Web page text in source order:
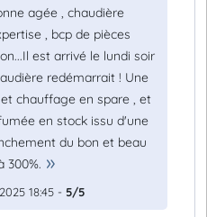
agée , chaudière
, bcp de pièces
est arrivé le lundi soir
redémarrait ! Une
chauffage en spare , et
en stock issu d'une
du bon et beau
300%.
18:45 - 5/5